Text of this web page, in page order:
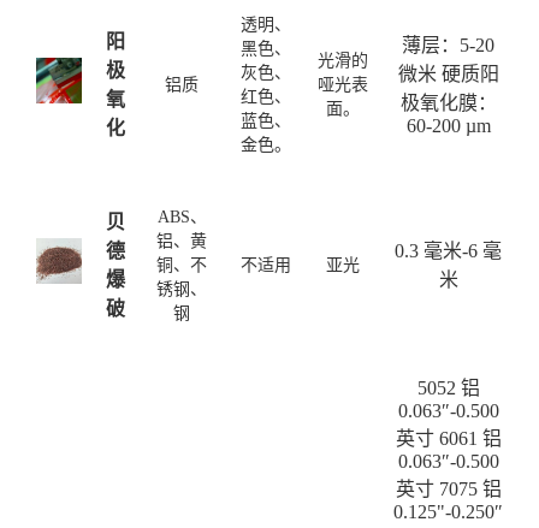
阳
极
氧
化
铝质
透明、
黑色、
灰色、
红色、
蓝色、
金色。
光滑的
哑光表
面。
薄层：5-20
微米 硬质阳
极氧化膜：
60-200 µm
贝
德
爆
破
ABS、
铝、黄
铜、不
锈钢、
钢
不适用 亚光
0.3 毫米-6 毫
米
5052 铝
0.063″-0.500
英寸 6061 铝
0.063″-0.500
英寸 7075 铝
0.125"-0.250″